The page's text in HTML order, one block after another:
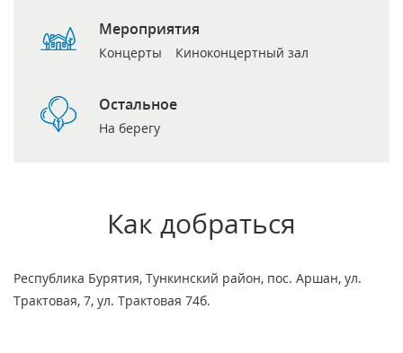
Мероприятия
Концерты Киноконцертный зал
Остальное
На берегу
Как добраться
Республика Бурятия, Тункинский район, пос. Аршан, ул.
Трактовая, 7, ул. Трактовая 74б.